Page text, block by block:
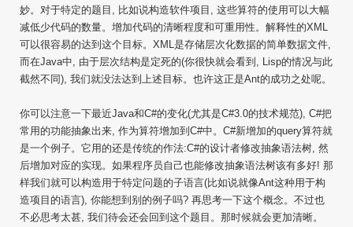
妙。对于特定的题目, 比如说构造软件项目, 这些算符的使用可以大幅
减低少代码的数量。增加代码的清晰程度和可重用性。解释性的XML
可以很容易的达到这个目标。XML是存储层次化数据的简单数据文件,
而在Java中, 由于层次结构是定死的(你很快就会看到, Lisp的情况与此
截然不同), 我们就没法达到上述目标。也许这正是Ant的成功之处呢。
你可以注意一下最近Java和C#的变化(尤其是C#3.0的技术规范), C#把
常用的功能抽象出来, 作为算符增加到C#中。C#新增加的query算符就
是一个例子。它用的还是传统的作法:C#的设计者修改抽象语法树, 然
后增加对应的实现。如果程序员自己也能修改抽象语法树该有多好! 那
样我们就可以构造用于特定问题的子语言(比如说就像Ant这种用于构
造项目的语言), 你能想到别的例子吗? 再思考一下这个概念。不过也
不必思考太甚, 我们待会还会回到这个题目。那时候就会更加清晰。